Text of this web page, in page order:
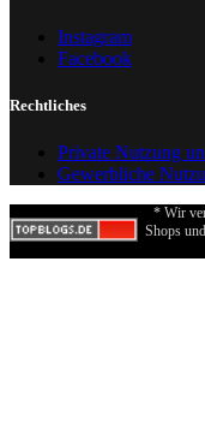
Instagram
Facebook
Rechtliches
Private Nutzung
Gewerbliche
* Wir
Shops